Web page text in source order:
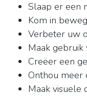
Slaap er een
Kom in
Verbeter uw
Maak gebruik
Creëer een
Onthou meer
Maak visuele